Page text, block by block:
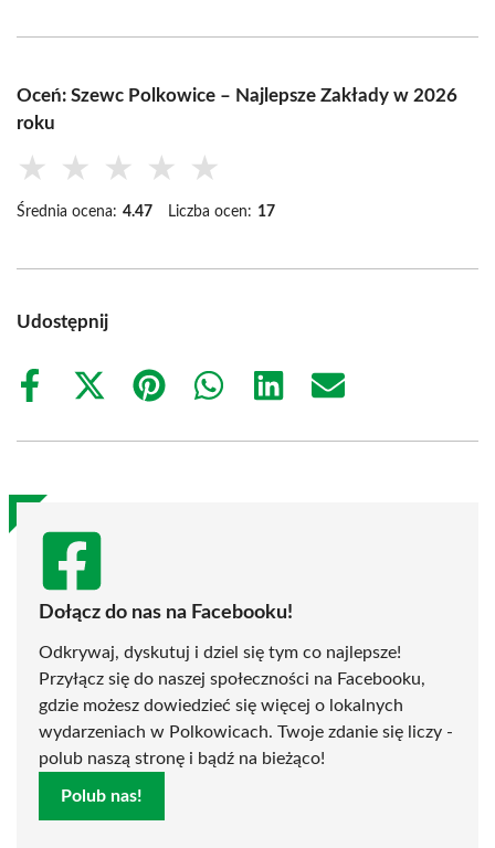
Oceń: Szewc Polkowice – Najlepsze Zakłady w 2026
roku
★ ★ ★ ★ ★
Średnia ocena: 4.47 Liczba ocen: 17
Udostępnij
Share
Share
(Twitter)
Share
Share
Share
Share
Dołącz do nas na Facebooku!
Odkrywaj, dyskutuj i dziel się tym co najlepsze!
Przyłącz się do naszej społeczności na Facebooku,
gdzie możesz dowiedzieć się więcej o lokalnych
wydarzeniach w Polkowicach. Twoje zdanie się liczy -
polub naszą stronę i bądź na bieżąco!
Polub nas!